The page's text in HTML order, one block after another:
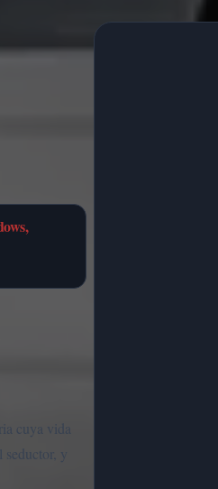
cuya vida
y